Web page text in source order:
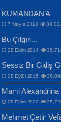
İPEK ACAR
Gazze’nin
Selahattin
İdrakimle
ERDEM
Sana, Bana,
İnsanlarına
KUMANDAN’A
7 Mayıs 2018 38,021
Bu Çılgın…
28 Ekim 2014
Sessiz Bir Gidiş
28 Eylül 2015
Mami Alexandrina
28 Ekim 2020
Mehmet Çetin